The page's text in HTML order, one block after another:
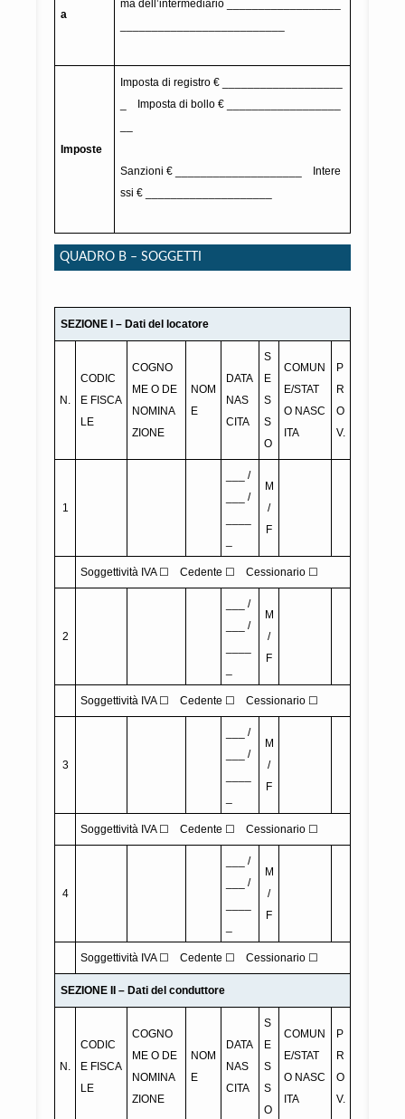
a
ma dell’intermediario __________________
Imposte
Imposta di registro € ___________________
_ Imposta di bollo € __________________
Sanzioni € ____________________ Intere
ssi € ____________________
QUADRO B – SOGGETTI
SEZIONE I – Dati del locatore
N.
CODIC
E FISCA
LE
COGNO
ME O DE
NOMINA
ZIONE
NOM
E
DATA
NAS
CITA
S
E
S
S
O
COMUN
E/STAT
O NASC
ITA
P
R
O
V.
1
___ /
___ /
M
/
F
Soggettività IVA ☐ Cedente ☐ Cessionario ☐
2
___ /
___ /
M
/
F
Soggettività IVA ☐ Cedente ☐ Cessionario ☐
3
___ /
___ /
M
/
F
Soggettività IVA ☐ Cedente ☐ Cessionario ☐
4
___ /
___ /
M
/
F
Soggettività IVA ☐ Cedente ☐ Cessionario ☐
SEZIONE II – Dati del conduttore
N.
CODIC
E FISCA
LE
COGNO
ME O DE
NOMINA
ZIONE
NOM
E
DATA
NAS
CITA
S
E
S
S
O
COMUN
E/STAT
O NASC
ITA
P
R
O
V.